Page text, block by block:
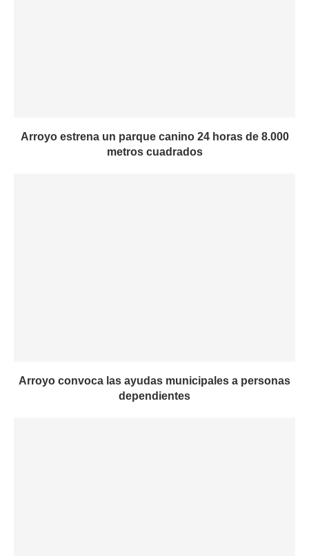
Arroyo estrena un parque canino 24 horas de 8.000
metros cuadrados
Arroyo convoca las ayudas municipales a personas
dependientes